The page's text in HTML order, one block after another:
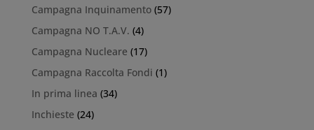
Campagna Inquinamento(57)
Campagna NO T.A.V. (4)
Campagna Nucleare (17)
Campagna Raccolta Fondi (1)
In prima linea (34)
Inchieste (24)